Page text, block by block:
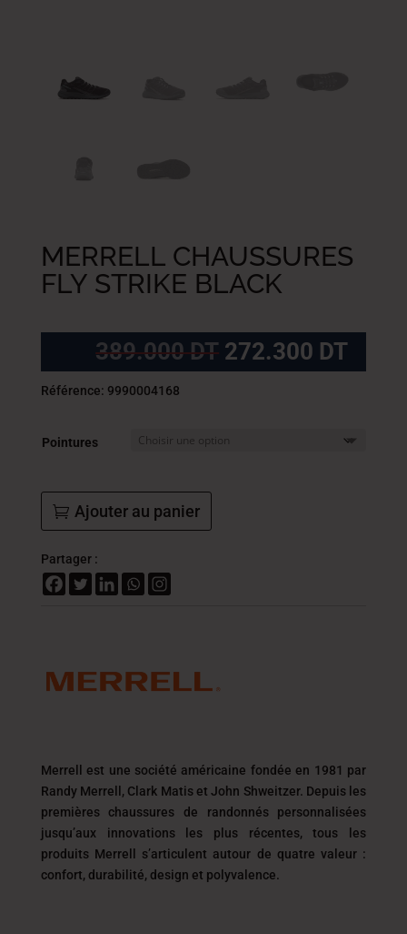
MERRELL CHAUSSURES
FLY STRIKE BLACK
389.000DT Le
prix
389.000
272.300 DTLe
prix
Référence: 9990004168
Pointures
Ajouter au panier
Partager :
Merrell est une société américaine fondée en 1981 par
Randy Merrell, Clark Matis et John Shweitzer. Depuis les
premières chaussures de randonnés personnalisées
jusqu’aux innovations les plus récentes, tous les
produits Merrell s’articulent autour de quatre valeur :
confort, durabilité, design et polyvalence.